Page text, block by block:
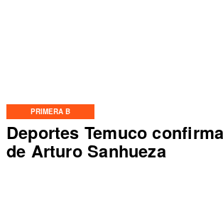
PRIMERA B
Deportes Temuco
de Arturo Sanhueza